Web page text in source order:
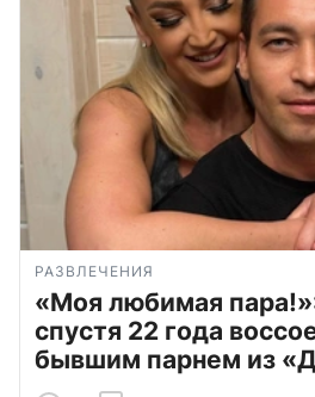
РАЗВЛЕЧЕНИЯ
«Моя любимая
спустя 22 года
бывшим парнем из